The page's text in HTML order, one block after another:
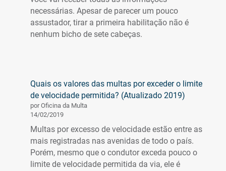
necessárias. Apesar de parecer um pouco
assustador, tirar a primeira habilitação não é
nenhum bicho de sete cabeças.
Quais os valores das multas por exceder o limite
de velocidade permitida? (Atualizado 2019)
por Oficina da Multa
14/02/2019
Multas por excesso de velocidade estão entre as
mais registradas nas avenidas de todo o país.
Porém, mesmo que o condutor exceda pouco o
limite de velocidade permitida da via, ele é